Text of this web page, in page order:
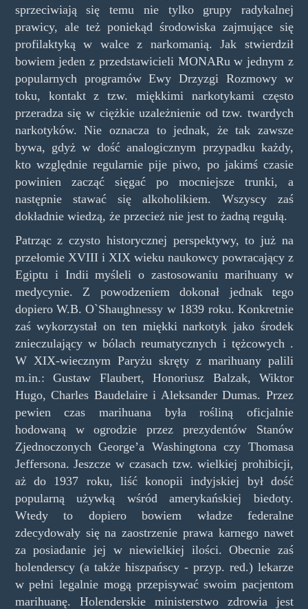
sprzeciwiają się temu nie tylko grupy radykalnej
prawicy, ale też poniekąd środowiska zajmujące się
profilaktyką w walce z narkomanią. Jak stwierdził
bowiem jeden z przedstawicieli MONARu w jednym z
popularnych programów Ewy Drzyzgi Rozmowy w
toku, kontakt z tzw. miękkimi narkotykami często
przeradza się w ciężkie uzależnienie od tzw. twardych
narkotyków. Nie oznacza to jednak, że tak zawsze
bywa, gdyż w dość analogicznym przypadku każdy,
kto względnie regularnie pije piwo, po jakimś czasie
powinien zacząć sięgać po mocniejsze trunki, a
następnie stawać się alkoholikiem. Wszyscy zaś
dokładnie wiedzą, że przecież nie jest to żadną regułą.
Patrząc z czysto historycznej perspektywy, to już na
przełomie XVIII i XIX wieku naukowcy powracający z
Egiptu i Indii myśleli o zastosowaniu marihuany w
medycynie. Z powodzeniem dokonał jednak tego
dopiero W.B. O`Shaughnessy w 1839 roku. Konkretnie
zaś wykorzystał on ten miękki narkotyk jako środek
znieczulający w bólach reumatycznych i tężcowych .
W XIX-wiecznym Paryżu skręty z marihuany palili
m.in.: Gustaw Flaubert, Honoriusz Balzak, Wiktor
Hugo, Charles Baudelaire i Aleksander Dumas. Przez
pewien czas marihuana była rośliną oficjalnie
hodowaną w ogrodzie przez prezydentów Stanów
Zjednoczonych George’a Washingtona czy Thomasa
Jeffersona. Jeszcze w czasach tzw. wielkiej prohibicji,
aż do 1937 roku, liść konopii indyjskiej był dość
popularną używką wśród amerykańskiej biedoty.
Wtedy to dopiero bowiem władze federalne
zdecydowały się na zaostrzenie prawa karnego nawet
za posiadanie jej w niewielkiej ilości. Obecnie zaś
holenderscy (a także hiszpańscy - przyp. red.) lekarze
w pełni legalnie mogą przepisywać swoim pacjentom
marihuanę. Holenderskie ministerstwo zdrowia jest